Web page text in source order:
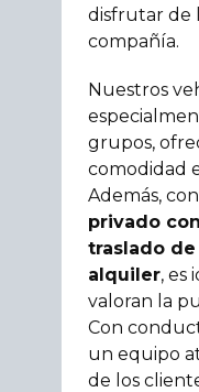
disfrutar de
compañía.
Nuestros
grupos,
comodidad
Además,
privado
traslado
alquiler, es
valoran la
Con
un equipo
de los